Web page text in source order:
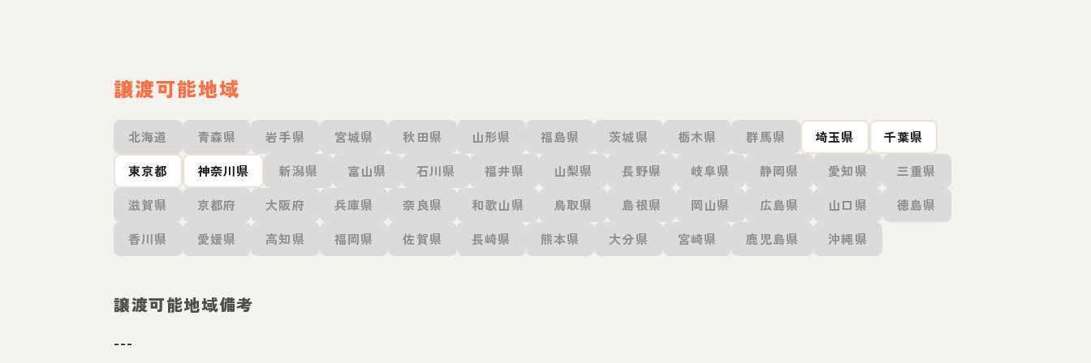
譲渡可能地域
北海道 青森県 岩手県 宮城県 秋田県 山形県 福島県 茨城県 栃木県 群馬県 埼玉県
千葉県
東京都
神奈川県 新潟県 富山県 石川県 福井県 山梨県 長野県 岐阜県 静岡県 愛知県
三重県
滋賀県
京都府 大阪府 兵庫県 奈良県 和歌山県 鳥取県 島根県 岡山県 広島県 山口県
徳島県
香川県
愛媛県 高知県 福岡県 佐賀県 長崎県 熊本県 大分県 宮崎県 鹿児島県 沖縄県
譲渡可能地域備考
---